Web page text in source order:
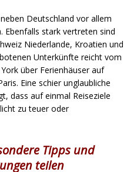
Deutschland vor allem
Ebenfalls stark vertreten sind
Niederlande, Kroatien und
Unterkünfte reicht vom
über Ferienhäuser auf
Eine schier unglaubliche
dass auf einmal Reiseziele
zu teuer oder
Tipps und
teilen